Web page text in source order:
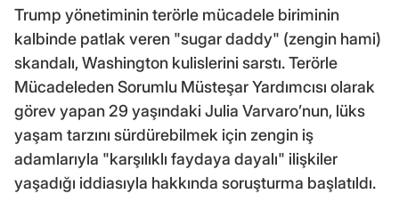
Trump yönetiminin terörle mücadele biriminin
kalbinde patlak veren "sugar daddy" (zengin hami)
skandalı, Washington kulislerini sarstı. Terörle
Mücadeleden Sorumlu Müsteşar Yardımcısı olarak
görev yapan 29 yaşındaki Julia Varvaro’nun, lüks
yaşam tarzını sürdürebilmek için zengin iş
adamlarıyla "karşılıklı faydaya dayalı" ilişkiler
yaşadığı iddiasıyla hakkında soruşturma başlatıldı.